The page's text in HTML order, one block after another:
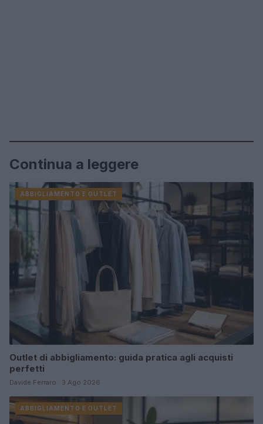
Continua a leggere
ABBIGLIAMENTO E OUTLET
Outlet di abbigliamento: guida pratica agli acquisti
perfetti
Davide Ferraro · 3 Ago 2026
ABBIGLIAMENTO E OUTLET